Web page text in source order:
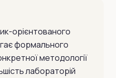
орієнтованого
формального
методології
лабораторій